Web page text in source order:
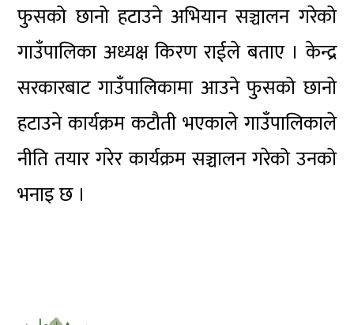
फुसको छानो हटाउने अभियान सञ्चालन गरेको
गाउँपालिका अध्यक्ष किरण राईले बताए । केन्द्र
सरकारबाट गाउँपालिकामा आउने फुसको छानो
हटाउने कार्यक्रम कटौती भएकाले गाउँपालिकाले
नीति तयार गरेर कार्यक्रम सञ्चालन गरेको उनको
भनाइ छ ।